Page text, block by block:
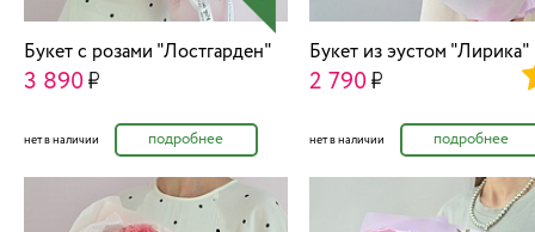
Букет c розами "Лостгарден"
3 890
нет в наличии подробнее
Букет из эустом "Лирика"
2 790
нет в наличии подробнее